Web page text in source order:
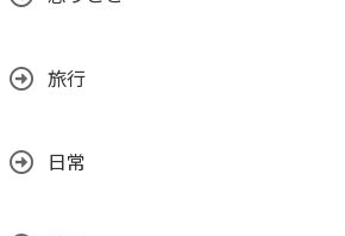
旅行
日常